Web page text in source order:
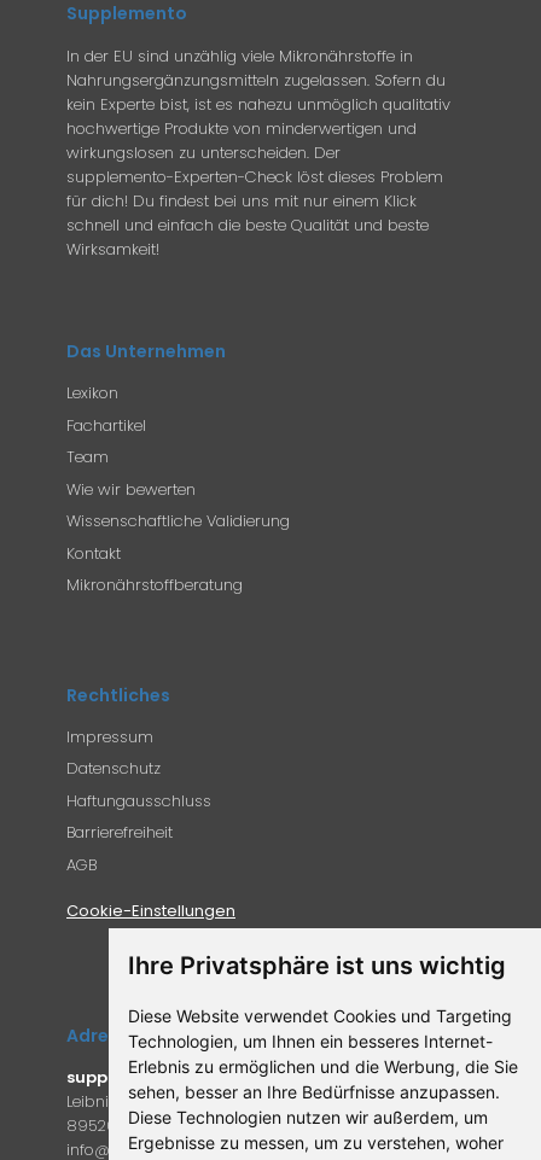
Ihre Privatsphäre ist uns wichtig
Diese Website verwendet Cookies und Targeting
Technologien, um Ihnen ein besseres Internet-
Erlebnis zu ermöglichen und die Werbung, die Sie
sehen, besser an Ihre Bedürfnisse anzupassen.
Diese Technologien nutzen wir außerdem, um
Ergebnisse zu messen, um zu verstehen, woher
Supplemento
In der EU sind unzählig viele Mikronährstoffe in
Nahrungsergänzungsmitteln zugelassen. Sofern du
kein Experte bist, ist es nahezu unmöglich qualitativ
hochwertige Produkte von minderwertigen und
wirkungslosen zu unterscheiden. Der
supplemento-Experten-Check löst dieses Problem
für dich! Du findest bei uns mit nur einem Klick
schnell und einfach die beste Qualität und beste
Wirksamkeit!
Das Unternehmen
Lexikon
Fachartikel
Team
Wie wir bewerten
Wissenschaftliche Validierung
Kontakt
Mikronährstoffberatung
Rechtliches
Impressum
Datenschutz
Haftungausschluss
Barrierefreiheit
AGB
Cookie-Einstellungen
Adresse
supplemento.de
Leibniz-Campus 9
89520 Heidenheim an der Brenz
info@supplemento.de